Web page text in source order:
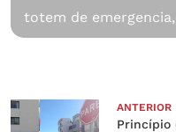
totem de emergencia,
ANTERIOR
Princípio